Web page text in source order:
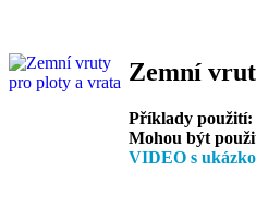
Zemní
Příklady použití:
Mohou být
VIDEO s